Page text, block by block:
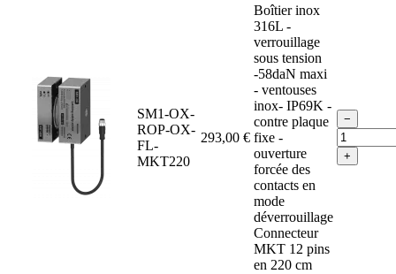
SM1-OX-
ROP-OX-
FL-
MKT220
293,00 €
Boîtier inox
316L -
verrouillage
sous tension
-58daN maxi
- ventouses
inox- IP69K -
contre plaque
fixe -
ouverture
forcée des
contacts en
mode
déverrouillage
Connecteur
MKT 12 pins
en 220 cm
−
+